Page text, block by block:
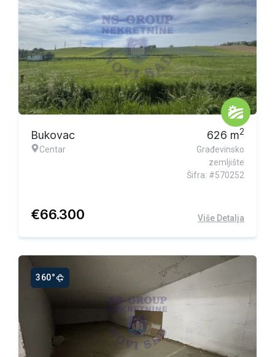
Ekskluzivna ponuda
Bukovac
Centar
626 m2
Građevinsko
zemljište
Šifra: #570252
€66.300 Više Detalja
360°